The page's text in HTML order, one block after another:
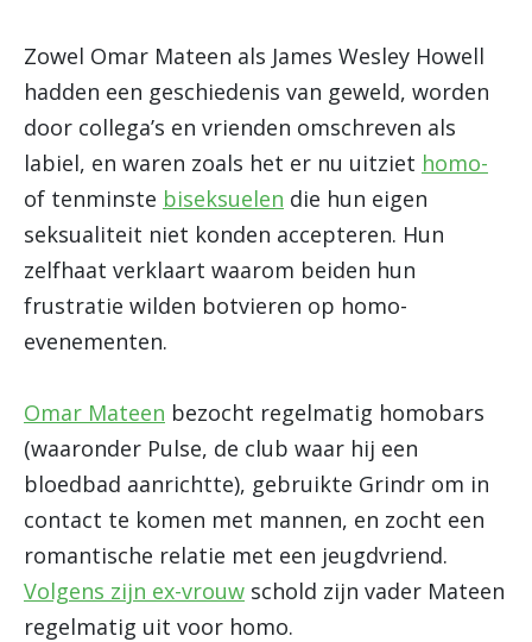
Zowel Omar Mateen als James Wesley Howell
hadden een geschiedenis van geweld, worden
door collega’s en vrienden omschreven als
labiel, en waren zoals het er nu uitziet homo-
of tenminste biseksuelen die hun eigen
seksualiteit niet konden accepteren. Hun
zelfhaat verklaart waarom beiden hun
frustratie wilden botvieren op homo-
evenementen.
Omar Mateen bezocht regelmatig homobars
(waaronder Pulse, de club waar hij een
bloedbad aanrichtte), gebruikte Grindr om in
contact te komen met mannen, en zocht een
romantische relatie met een jeugdvriend.
Volgens zijn ex-vrouw schold zijn vader Mateen
regelmatig uit voor homo.